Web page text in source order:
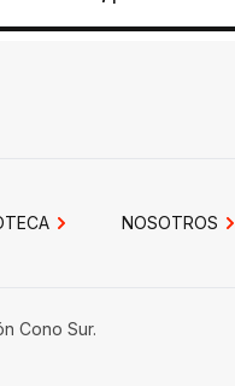
NOSOTROS
Cono Sur.